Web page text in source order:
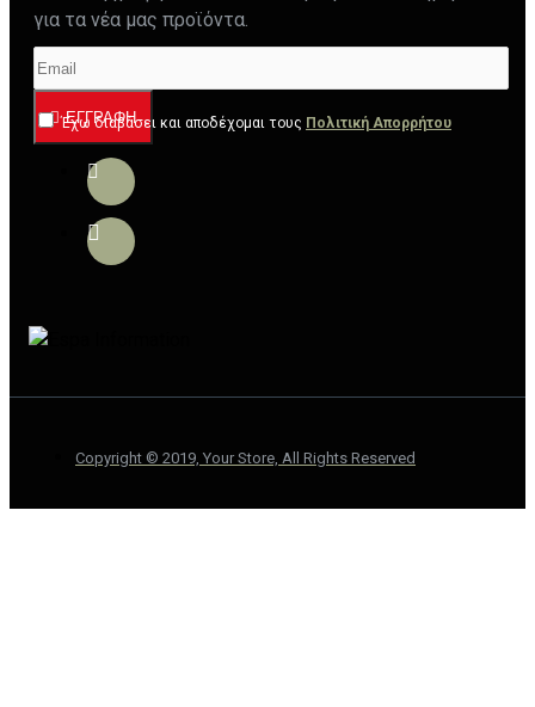
για τα νέα μας προϊόντα.
ΕΓΓΡΑΦΉ
Έχω διαβάσει και αποδέχομαι τους Πολιτική Απορρήτου
Copyright © 2019, Your Store, All Rights Reserved